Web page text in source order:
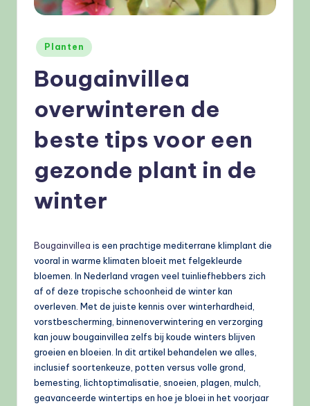
Geplaatst
in
Planten
Bougainvillea
overwinteren de
beste tips voor een
gezonde plant in de
winter
Bougainvillea is een prachtige mediterrane klimplant die
vooral in warme klimaten bloeit met felgekleurde
bloemen. In Nederland vragen veel tuinliefhebbers zich
af of deze tropische schoonheid de winter kan
overleven. Met de juiste kennis over winterhardheid,
vorstbescherming, binnenoverwintering en verzorging
kan jouw bougainvillea zelfs bij koude winters blijven
groeien en bloeien. In dit artikel behandelen we alles,
inclusief soortenkeuze, potten versus volle grond,
bemesting, lichtoptimalisatie, snoeien, plagen, mulch,
geavanceerde wintertips en hoe je bloei in het voorjaar